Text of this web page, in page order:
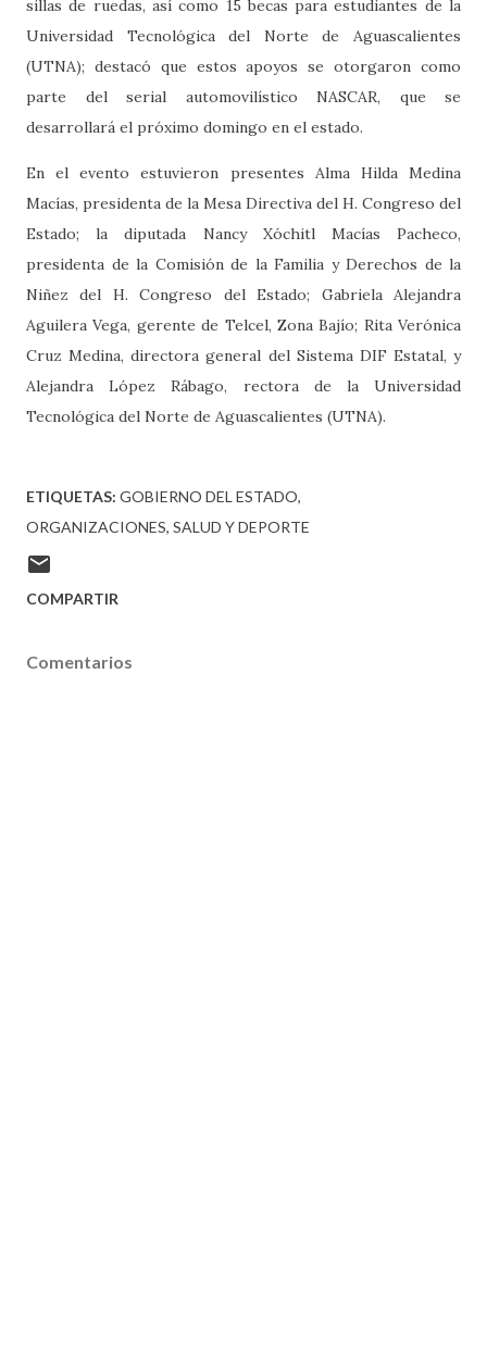
sillas de ruedas, así como 15 becas para estudiantes de la
Universidad Tecnológica del Norte de Aguascalientes
(UTNA); destacó que estos apoyos se otorgaron como
parte del serial automovilístico NASCAR, que se
desarrollará el próximo domingo en el estado.
En el evento estuvieron presentes Alma Hilda Medina
Macías, presidenta de la Mesa Directiva del H. Congreso del
Estado; la diputada Nancy Xóchitl Macías Pacheco,
presidenta de la Comisión de la Familia y Derechos de la
Niñez del H. Congreso del Estado; Gabriela Alejandra
Aguilera Vega, gerente de Telcel, Zona Bajío; Rita Verónica
Cruz Medina, directora general del Sistema DIF Estatal, y
Alejandra López Rábago, rectora de la Universidad
Tecnológica del Norte de Aguascalientes (UTNA).
ETIQUETAS: GOBIERNO DEL ESTADO
ORGANIZACIONES SALUD Y DEPORTE
COMPARTIR
Comentarios